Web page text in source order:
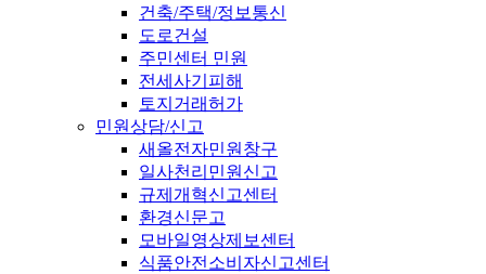
건축/주택/정보통신
도로건설
주민센터 민원
전세사기피해
토지거래허가
민원상담/신고
새올전자민원창구
일사천리민원신고
규제개혁신고센터
환경신문고
모바일영상제보센터
식품안전소비자신고센터